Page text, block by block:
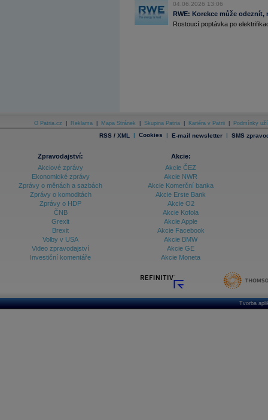
Archiv - Měnová politika
Archiv - Treasury alerty
Archiv - Vývoj české koruny
Archiv analýz - Makroukazatele
Ceny průmyslových výrobců - Data a prognózy
Ceny průmyslových výrobců - Graf (ČR)
Databanka - Akcie
04.06.2026 13:06
RWE: Korekce může
Rostoucí poptávka po
O Patria.cz Reklama Mapa Stránek Skupina Patria Kariéra v Patrii Podmínky
RSS / XML | Cookies | E-mail newsletter | SMS
Zpravodajství:
Akciové zprávy
Ekonomické zprávy
Zprávy o měnách a sazbách
Zprávy o komoditách
Zprávy o HDP
ČNB
Grexit
Brexit
Volby v USA
Video zpravodajství
Investiční komentáře
Akcie:
Akcie ČEZ
Akcie NWR
Akcie Komerční banka
Akcie Erste Bank
Akcie O2
Akcie Kofola
Akcie Apple
Akcie Facebook
Akcie BMW
Akcie GE
Akcie Moneta
Tvorba